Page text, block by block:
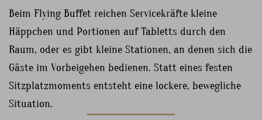
Beim Flying Buffet reichen Servicekräfte kleine
Häppchen und Portionen auf Tabletts durch den
Raum, oder es gibt kleine Stationen, an denen sich die
Gäste im Vorbeigehen bedienen. Statt eines festen
Sitzplatzmoments entsteht eine lockere, bewegliche
Situation.